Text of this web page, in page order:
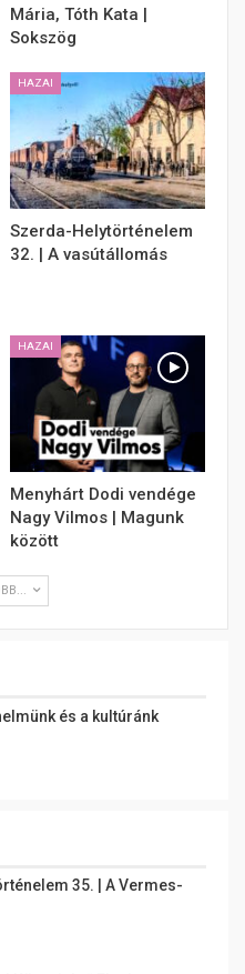
Mária, Tóth Kata |
Sokszög
HAZAI
Szerda-Helytörténelem
32. | A vasútállomás
HAZAI
Menyhárt Dodi vendége
Nagy Vilmos | Magunk
között
és a kultúránk
35. | A Vermes-